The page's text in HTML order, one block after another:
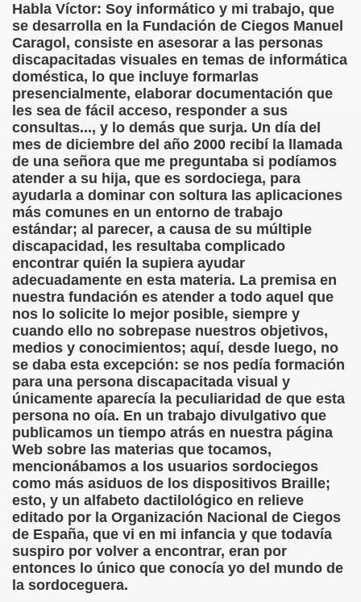
Habla Víctor: Soy informático y mi trabajo, que
se desarrolla en la Fundación de Ciegos Manuel
Caragol, consiste en asesorar a las personas
discapacitadas visuales en temas de informática
doméstica, lo que incluye formarlas
presencialmente, elaborar documentación que
les sea de fácil acceso, responder a sus
consultas..., y lo demás que surja. Un día del
mes de diciembre del año 2000 recibí la llamada
de una señora que me preguntaba si podíamos
atender a su hija, que es sordociega, para
ayudarla a dominar con soltura las aplicaciones
más comunes en un entorno de trabajo
estándar; al parecer, a causa de su múltiple
discapacidad, les resultaba complicado
encontrar quién la supiera ayudar
adecuadamente en esta materia. La premisa en
nuestra fundación es atender a todo aquel que
nos lo solicite lo mejor posible, siempre y
cuando ello no sobrepase nuestros objetivos,
medios y conocimientos; aquí, desde luego, no
se daba esta excepción: se nos pedía formación
para una persona discapacitada visual y
únicamente aparecía la peculiaridad de que esta
persona no oía. En un trabajo divulgativo que
publicamos un tiempo atrás en nuestra página
Web sobre las materias que tocamos,
mencionábamos a los usuarios sordociegos
como más asiduos de los dispositivos Braille;
esto, y un alfabeto dactilológico en relieve
editado por la Organización Nacional de Ciegos
de España, que vi en mi infancia y que todavía
suspiro por volver a encontrar, eran por
entonces lo único que conocía yo del mundo de
la sordoceguera.
Rosell Vera)
de los Niños Invidentes hasta la Puesta en Marcha de
de Pasado, de Presente y de Futuro (Equipos del
(Pedro Zurita)
(Pedro Zurita)
(Pedro Zurita)
Euskera (Pedro Zurita)
de San Ovidio (Roberto Enjuto)
Soto Galán)
(M. R. Olson)
Fellenius)
Figueroa)
y perspectivas (Enrique Elissalde)
Jesús Cañamares)
de Santiago (Angelines sánchez Herrero)
González Otero)